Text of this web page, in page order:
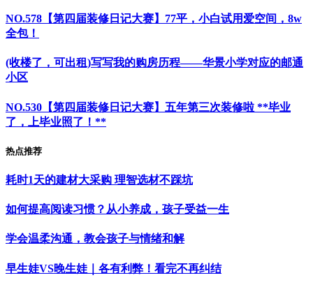
NO.578【第四届装修日记大赛】77平，小白试用爱空间，8w
全包！
(收楼了，可出租)写写我的购房历程——华景小学对应的邮通
小区
NO.530【第四届装修日记大赛】五年第三次装修啦 **毕业
了，上毕业照了！**
热点推荐
耗时1天的建材大采购 理智选材不踩坑
如何提高阅读习惯？从小养成，孩子受益一生
学会温柔沟通，教会孩子与情绪和解
早生娃VS晚生娃｜各有利弊！看完不再纠结